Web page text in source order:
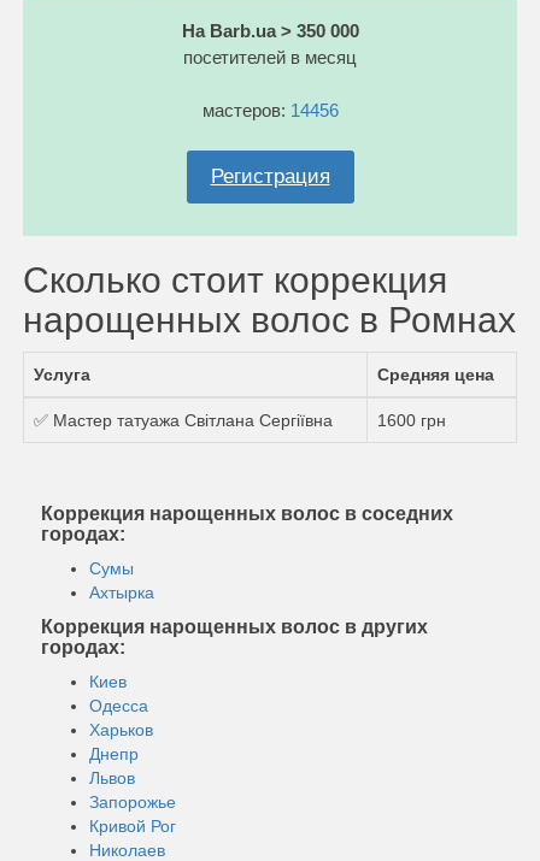
На Barb.ua > 350 000
посетителей в месяц
мастеров: 14456
Регистрация
Сколько стоит коррекция
нарощенных волос в Ромнах
Услуга Средняя цена
✅ Мастер татуажа Світлана Сергіївна 1600 грн
Коррекция нарощенных волос в соседних
городах:
Сумы
Ахтырка
Коррекция нарощенных волос в других
городах:
Киев
Одесса
Харьков
Днепр
Львов
Запорожье
Кривой Рог
Николаев